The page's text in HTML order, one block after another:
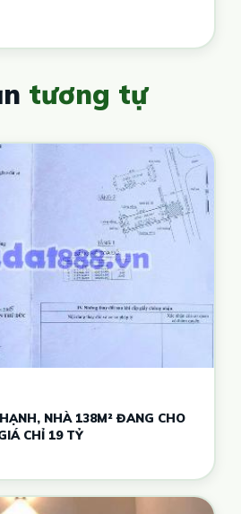
tương tự
NHÀ 138M² ĐANG CHO
CHỈ 19 TỶ